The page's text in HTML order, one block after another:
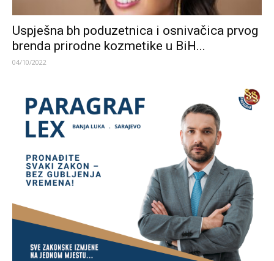
Uspješna bh poduzetnica i osnivačica prvog
brenda prirodne kozmetike u BiH...
04/10/2022